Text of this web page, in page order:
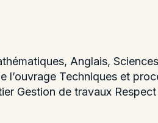
Anglais,
l’ouvrage Techniques et
Gestion de travaux